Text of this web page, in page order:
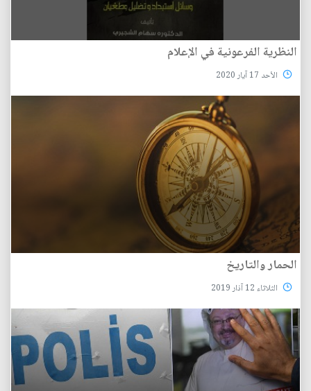
النظرية الفرعونية في الإعلام
الأحد 17 آيار 2020
الحمار والتاريخ
الثلاثاء 12 آذار 2019